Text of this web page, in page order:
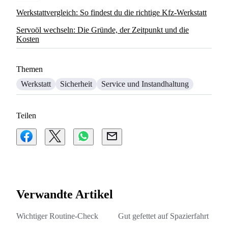
Werkstattvergleich: So findest du die richtige Kfz-Werkstatt
Servoöl wechseln: Die Gründe, der Zeitpunkt und die
Kosten
Themen
Werkstatt
Sicherheit Service und Instandhaltung
Teilen
Verwandte Artikel
Wichtiger Routine-Check Gut gefettet auf Spazierfahrt